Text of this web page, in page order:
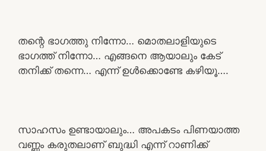
തന്റെ ഭാഗത്തു നിന്നോ… മൊതലാളിയുടെ
ഭാഗത്ത് നിന്നോ… എങ്ങനെ ആയാലും കേട്
തനിക്ക് തന്നെ… എന്ന് ഉൾക്കൊണ്ടേ കഴിയൂ….
സാഹസം ഉണ്ടായാലും… അപകടം പിണയാത്ത
വണ്ണം കരുതലാണ് ബുദ്ധി എന്ന് റാണിക്ക്